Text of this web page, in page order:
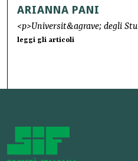
ARIANNA PANI
<p>Universit&agrave; degli
leggi gli articoli